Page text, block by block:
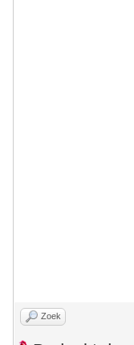
Zoek